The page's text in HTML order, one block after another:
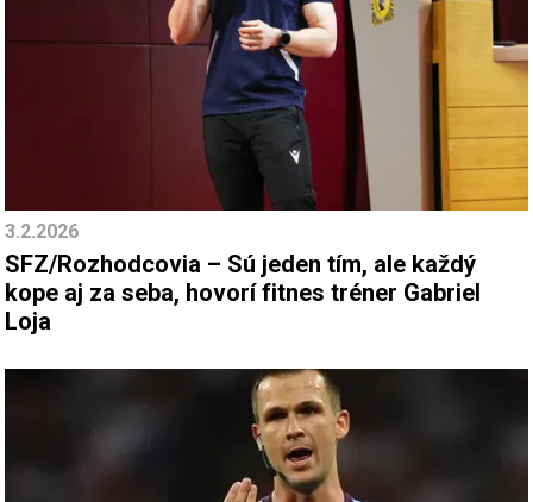
3.2.2026
SFZ/Rozhodcovia – Sú jeden tím, ale každý
kope aj za seba, hovorí fitnes tréner Gabriel
Loja